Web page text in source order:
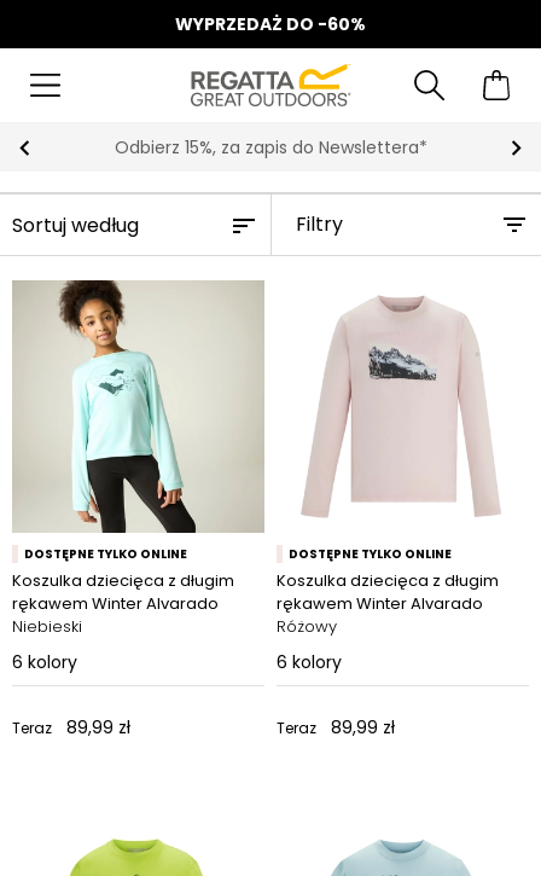
WYPRZEDAŻ DO -60%
Odbierz 15%, za zapis do Newslettera*
Filtry
DOSTĘPNE TYLKO ONLINE
Koszulka dziecięca z długim
rękawem Winter Alvarado
Niebieski
6 kolory
Teraz 89,99 zł
DOSTĘPNE TYLKO ONLINE
Koszulka dziecięca z długim
rękawem Winter Alvarado
Różowy
6 kolory
Teraz 89,99 zł